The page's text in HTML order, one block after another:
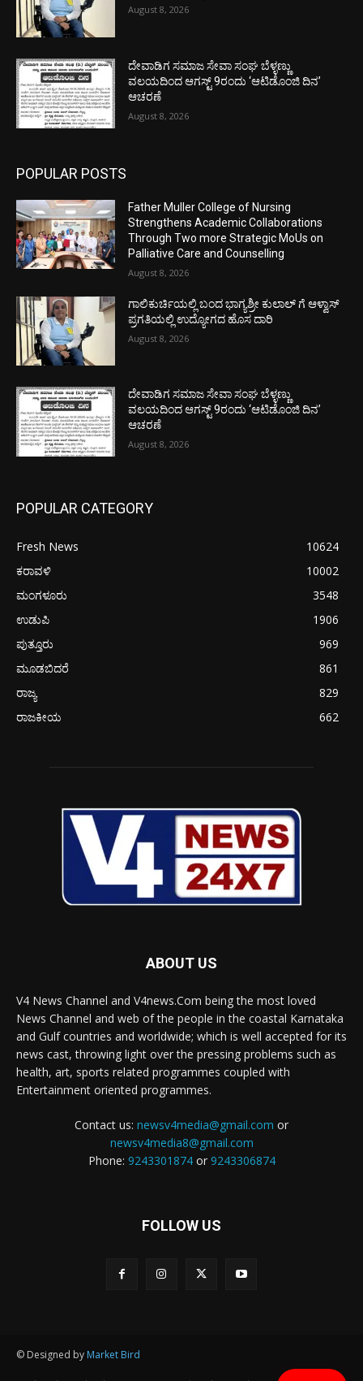
August 8, 2026
ದೇವಾಡಿಗ ಸಮಾಜ ಸೇವಾ ಸಂಘ ಬೆಳ್ಳಣ್ಣು
ವಲಯದಿಂದ ಆಗಸ್ಟ್ 9ರಂದು ‘ಆಟಿಡೊಂಜಿ ದಿನ’
ಆಚರಣೆ
August 8, 2026
POPULAR POSTS
Father Muller College of Nursing
Strengthens Academic Collaborations
Through Two more Strategic MoUs on
Palliative Care and Counselling
August 8, 2026
ಗಾಲಿಕುರ್ಚಿಯಲ್ಲಿ ಬಂದ ಭಾಗ್ಯಶ್ರೀ ಕುಲಾಲ್ ಗೆ ಆಳ್ವಾಸ್
ಪ್ರಗತಿಯಲ್ಲಿ ಉದ್ಯೋಗದ ಹೊಸ ದಾರಿ
August 8, 2026
ದೇವಾಡಿಗ ಸಮಾಜ ಸೇವಾ ಸಂಘ ಬೆಳ್ಳಣ್ಣು
ವಲಯದಿಂದ ಆಗಸ್ಟ್ 9ರಂದು ‘ಆಟಿಡೊಂಜಿ ದಿನ’
ಆಚರಣೆ
August 8, 2026
POPULAR CATEGORY
Fresh News
10624
ಕರಾವಳಿ
10002
ಮಂಗಳೂರು
3548
ಉಡುಪಿ
1906
ಪುತ್ತೂರು
969
ಮೂಡಬಿದರೆ
861
ರಾಜ್ಯ
829
ರಾಜಕೀಯ
662
ABOUT US
V4 News Channel and V4news.Com being the most loved
News Channel and web of the people in the coastal Karnataka
and Gulf countries and worldwide; which is well accepted for its
news cast, throwing light over the pressing problems such as
health, art, sports related programmes coupled with
Entertainment oriented programmes.
Contact us: newsv4media@gmail.com or
newsv4media8@gmail.com
Phone: 9243301874or 9243306874
FOLLOW US
© Designed by Market Bird